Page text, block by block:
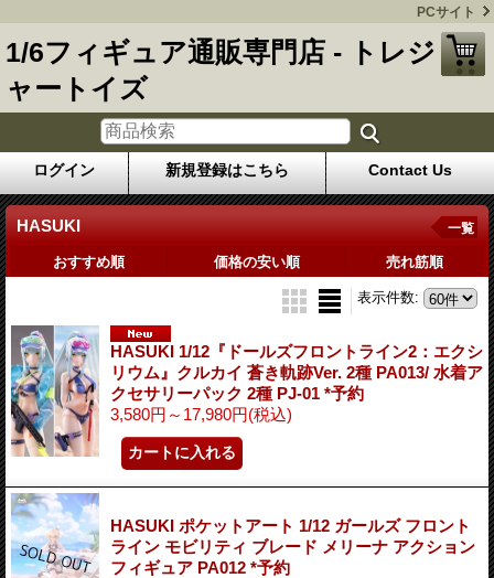
PCサイト
1/6フィギュア通販専門店 - トレジ
ャートイズ
ログイン 新規登録はこちら Contact Us
HASUKI 一覧
おすすめ順 価格の安い順 売れ筋順
表示件数:
HASUKI 1/12『ドールズフロントライン2：エクシ
リウム』クルカイ 蒼き軌跡Ver. 2種 PA013/ 水着ア
クセサリーパック 2種 PJ-01 *予約
3,580円～17,980円(税込)
HASUKI ポケットアート 1/12 ガールズ フロント
ライン モビリティ ブレード メリーナ アクション
フィギュア PA012 *予約